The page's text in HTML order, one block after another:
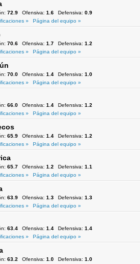
72.9 Ofensiva: 1.6 Defensiva: 0.9
»
Página del equipo »
70.6 Ofensiva: 1.7 Defensiva: 1.2
»
Página del equipo »
70.0 Ofensiva: 1.4 Defensiva: 1.0
»
Página del equipo »
66.0 Ofensiva: 1.4 Defensiva: 1.2
»
Página del equipo »
65.9 Ofensiva: 1.4 Defensiva: 1.2
»
Página del equipo »
65.7 Ofensiva: 1.2 Defensiva: 1.1
»
Página del equipo »
63.9 Ofensiva: 1.3 Defensiva: 1.3
»
Página del equipo »
63.4 Ofensiva: 1.4 Defensiva: 1.4
»
Página del equipo »
63.2 Ofensiva: 1.0 Defensiva: 1.0